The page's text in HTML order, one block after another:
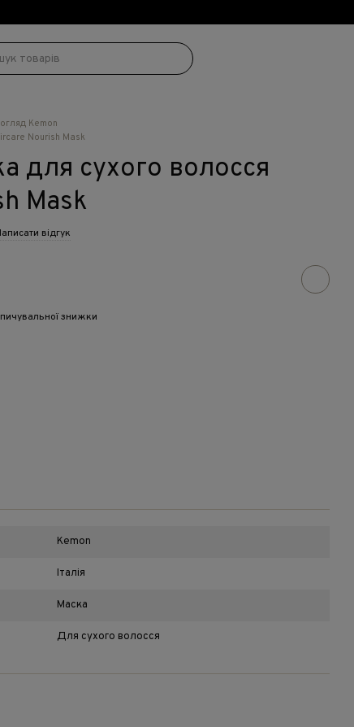
Kemon
Nourish Mask
для сухого волосся
Mask
відгук
знижки
Kemon
Італія
Маска
Для сухого волосся